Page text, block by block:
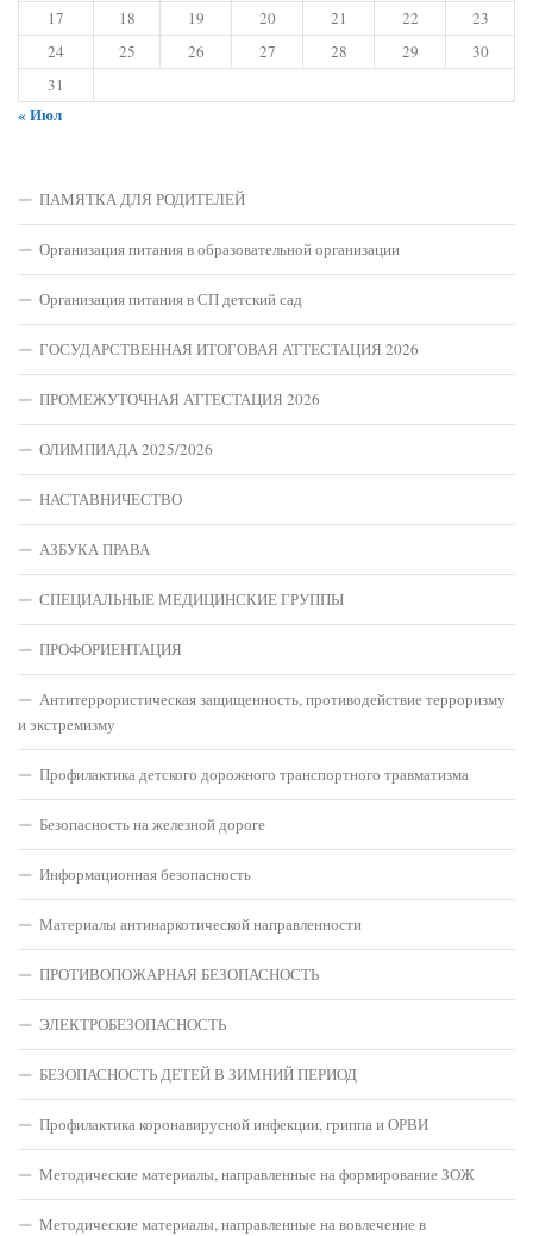
17
18 19 20 21 22
23
24
25 26 27 28 29
30
31
« Июл
ПАМЯТКА ДЛЯ РОДИТЕЛЕЙ
Организация питания в образовательной организации
Организация питания в СП детский сад
ГОСУДАРСТВЕННАЯ ИТОГОВАЯ АТТЕСТАЦИЯ 2026
ПРОМЕЖУТОЧНАЯ АТТЕСТАЦИЯ 2026
ОЛИМПИАДА 2025/2026
НАСТАВНИЧЕСТВО
АЗБУКА ПРАВА
СПЕЦИАЛЬНЫЕ МЕДИЦИНСКИЕ ГРУППЫ
ПРОФОРИЕНТАЦИЯ
Антитеррористическая защищенность, противодействие терроризму
и экстремизму
Профилактика детского дорожного транспортного травматизма
Безопасность на железной дороге
Информационная безопасность
Материалы антинаркотической направленности
ПРОТИВОПОЖАРНАЯ БЕЗОПАСНОСТЬ
ЭЛЕКТРОБЕЗОПАСНОСТЬ
БЕЗОПАСНОСТЬ ДЕТЕЙ В ЗИМНИЙ ПЕРИОД
Профилактика коронавирусной инфекции, гриппа и ОРВИ
Методические материалы, направленные на формирование ЗОЖ
Методические материалы, направленные на вовлечение в